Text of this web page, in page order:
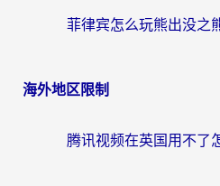
海外地区限制